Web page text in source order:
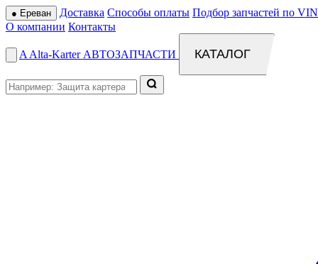
● Ереван Доставка Способы оплаты Подбор запчастей по
О компании Контакты
A Alta-Karter АВТОЗАПЧАСТИ КАТАЛОГ